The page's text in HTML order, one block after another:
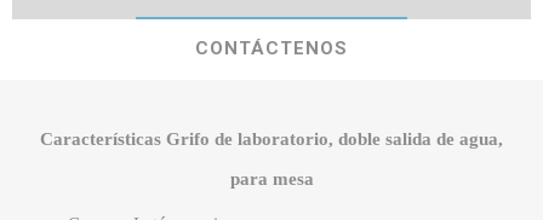
CONTÁCTENOS
Características Grifo de laboratorio, doble salida de agua,
para mesa